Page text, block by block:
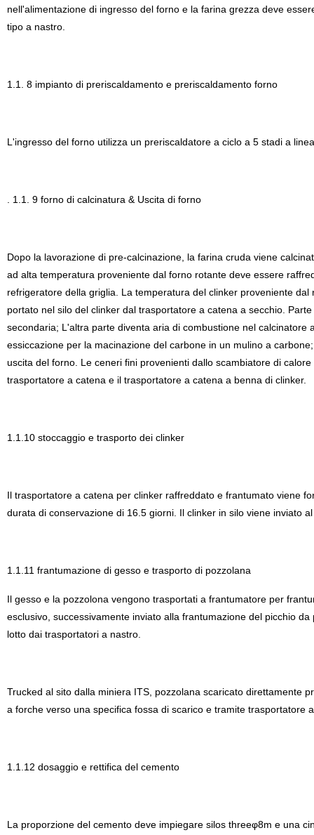
nell'alimentazione di ingresso del forno e la farina grezza deve
tipo a nastro.
1.1. 8 impianto di preriscaldamento e preriscaldamento forno
L'ingresso del forno utilizza un preriscaldatore a ciclo a 5 stadi a
. 1.1. 9 forno di calcinatura & Uscita di forno
Dopo la lavorazione di pre-calcinazione, la farina cruda viene
ad alta temperatura proveniente dal forno rotante deve essere
refrigeratore della griglia. La temperatura del clinker proveniente
portato nel silo del clinker dal trasportatore a catena a secchio.
secondaria; L'altra parte diventa aria di combustione nel
essiccazione per la macinazione del carbone in un mulino a
uscita del forno. Le ceneri fini provenienti dallo scambiatore di
trasportatore a catena e il trasportatore a catena a benna di clinker.
1.1.10 stoccaggio e trasporto dei clinker
Il trasportatore a catena per clinker raffreddato e frantumato viene
durata di conservazione di 16.5 giorni. Il clinker in silo viene inviato
1.1.11 frantumazione di gesso e trasporto di pozzolana
Il gesso e la pozzolona vengono trasportati a frantumatore per
esclusivo, successivamente inviato alla frantumazione del picchio
lotto dai trasportatori a nastro.
Trucked al sito dalla miniera ITS, pozzolana scaricato direttamente
a forche verso una specifica fossa di scarico e tramite trasportatore
1.1.12 dosaggio e rettifica del cemento
La proporzione del cemento deve impiegare silos threeφ8m e una